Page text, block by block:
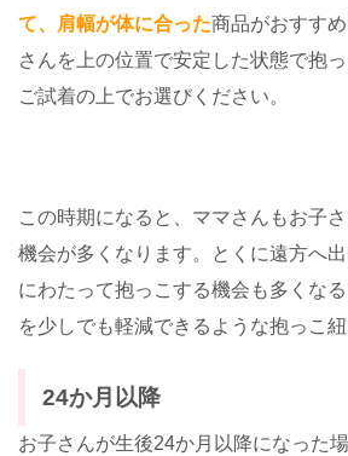
て、肩幅が体に合った商品がおすす
さんを上の位置で安定した状態で抱
ご試着の上でお選びください。
この時期になると、ママさんもお子
機会が多くなります。とくに遠方へ
にわたって抱っこする機会も多くな
を少しでも軽減できるような抱っこ
24か月以降
お子さんが生後24か月以降になった場